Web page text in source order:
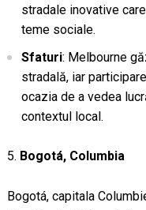
stradale inovative
teme sociale.
Sfaturi: Melbourne
stradală, iar
ocazia de a vedea
contextul local.
Bogotá, Columbia
Bogotá, capitala